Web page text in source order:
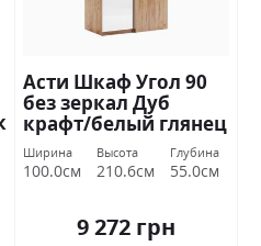
Асти Шкаф Угол 90
без зеркал Дуб
крафт/белый глянец
Миромарк
Ширина
100.0см
Высота
210.6см
Глубина
55.0см
9 272 грн